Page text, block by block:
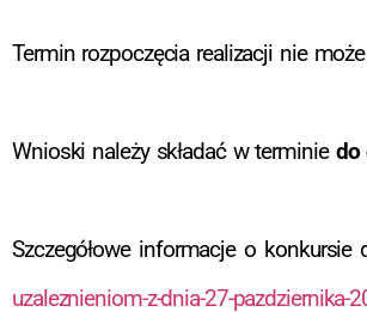
Termin rozpoczęcia realizacji nie
Wnioski należy składać w terminiedo
Szczegółowe informacje o
uzaleznieniom-z-dnia-27-pazdziernika-